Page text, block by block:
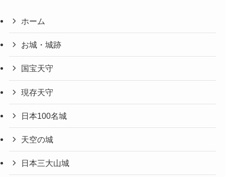
ホーム
お城・城跡
国宝天守
現存天守
日本100名城
天空の城
日本三大山城